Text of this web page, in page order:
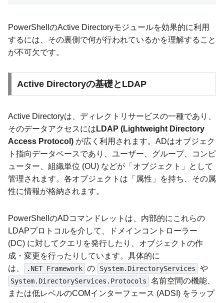
PowerShellのActive Directoryモジュールを効果的に利用
するには、その裏側で何が行われているかを理解すること
が不可欠です。
Active Directoryの基礎とLDAP
Active Directoryは、ディレクトリサービスの一種であり、
そのデータアクセスには LDAP (Lightweight Directory
Access Protocol) が広く利用されます。ADはオブジェク
ト指向データベースであり、ユーザー、グループ、コンピ
ューター、組織単位 (OU) などが「オブジェクト」として
管理されます。各オブジェクトは「属性」を持ち、その属
性に情報が格納されます。
PowerShellのADコマンドレットは、内部的にこれらの
LDAPプロトコルを介して、ドメインコントローラー
(DC) に対してクエリを発行したり、オブジェクトの作
成・変更を行ったりしています。具体的に
は、
.NET Framework の System.DirectoryServices や
System.DirectoryServices.Protocols
名前空間の機能、
または低レベルのCOMインターフェース (ADSI) をラップ